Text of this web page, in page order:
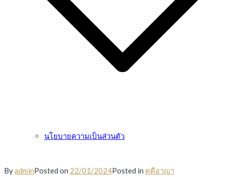
นโยบายความเป็นส่วนตัว
ByadminPosted on 22/01/2024Posted in คดีอาญา